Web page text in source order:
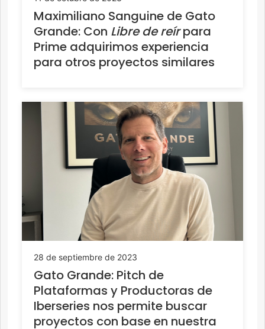
Maximiliano Sanguine de Gato
Grande: Con Libre de reírpara
Prime adquirimos experiencia
para otros proyectos similares
28 de septiembre de 2023
Gato Grande: Pitch de
Plataformas y Productoras de
Iberseries nos permite buscar
proyectos con base en nuestra